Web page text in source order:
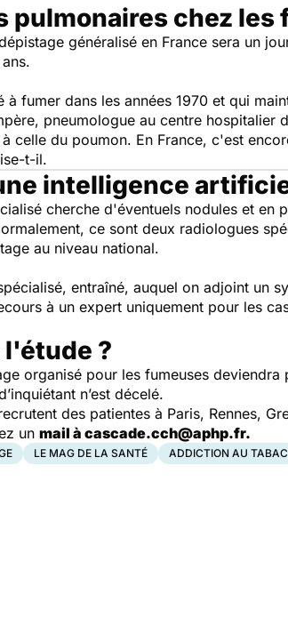
pulmonaires chez les
généralisé en France sera un
fumer dans les années 1970 et qui
pneumologue au centre hospitalier
celle du poumon. En France, c'est
t-il.
intelligence
cherche d'éventuels nodules et en
ce sont deux radiologues
au niveau national.
entraîné, auquel on adjoint un
à un expert uniquement pour les
?
organisé pour les fumeuses deviendra
n’est décelé.
des patientes à Paris, Rennes,
un mail à cascade.cch@aphp.fr.
LE MAG DE LA SANTÉ ADDICTION AU TABAC